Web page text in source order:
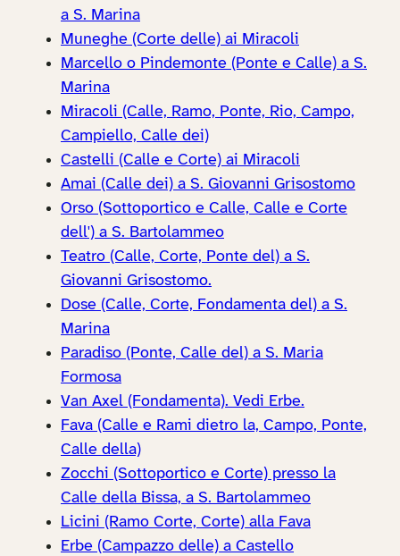
a S. Marina
Muneghe (Corte delle) ai Miracoli
Marcello o Pindemonte (Ponte e Calle) a S.
Marina
Miracoli (Calle, Ramo, Ponte, Rio, Campo,
Campiello, Calle dei)
Castelli (Calle e Corte) ai Miracoli
Amai (Calle dei) a S. Giovanni Grisostomo
Orso (Sottoportico e Calle, Calle e Corte
dell') a S. Bartolammeo
Teatro (Calle, Corte, Ponte del) a S.
Giovanni Grisostomo.
Dose (Calle, Corte, Fondamenta del) a S.
Marina
Paradiso (Ponte, Calle del) a S. Maria
Formosa
Van Axel (Fondamenta). Vedi Erbe.
Fava (Calle e Rami dietro la, Campo, Ponte,
Calle della)
Zocchi (Sottoportico e Corte) presso la
Calle della Bissa, a S. Bartolammeo
Licini (Ramo Corte, Corte) alla Fava
Erbe (Campazzo delle) a Castello